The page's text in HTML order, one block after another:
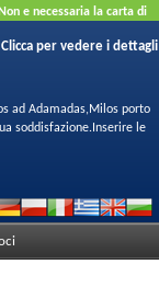
Non e necessaria la carta di
Clicca per vedere i dettagli
ad Adamadas,Milos porto
soddisfazione.Inserire le